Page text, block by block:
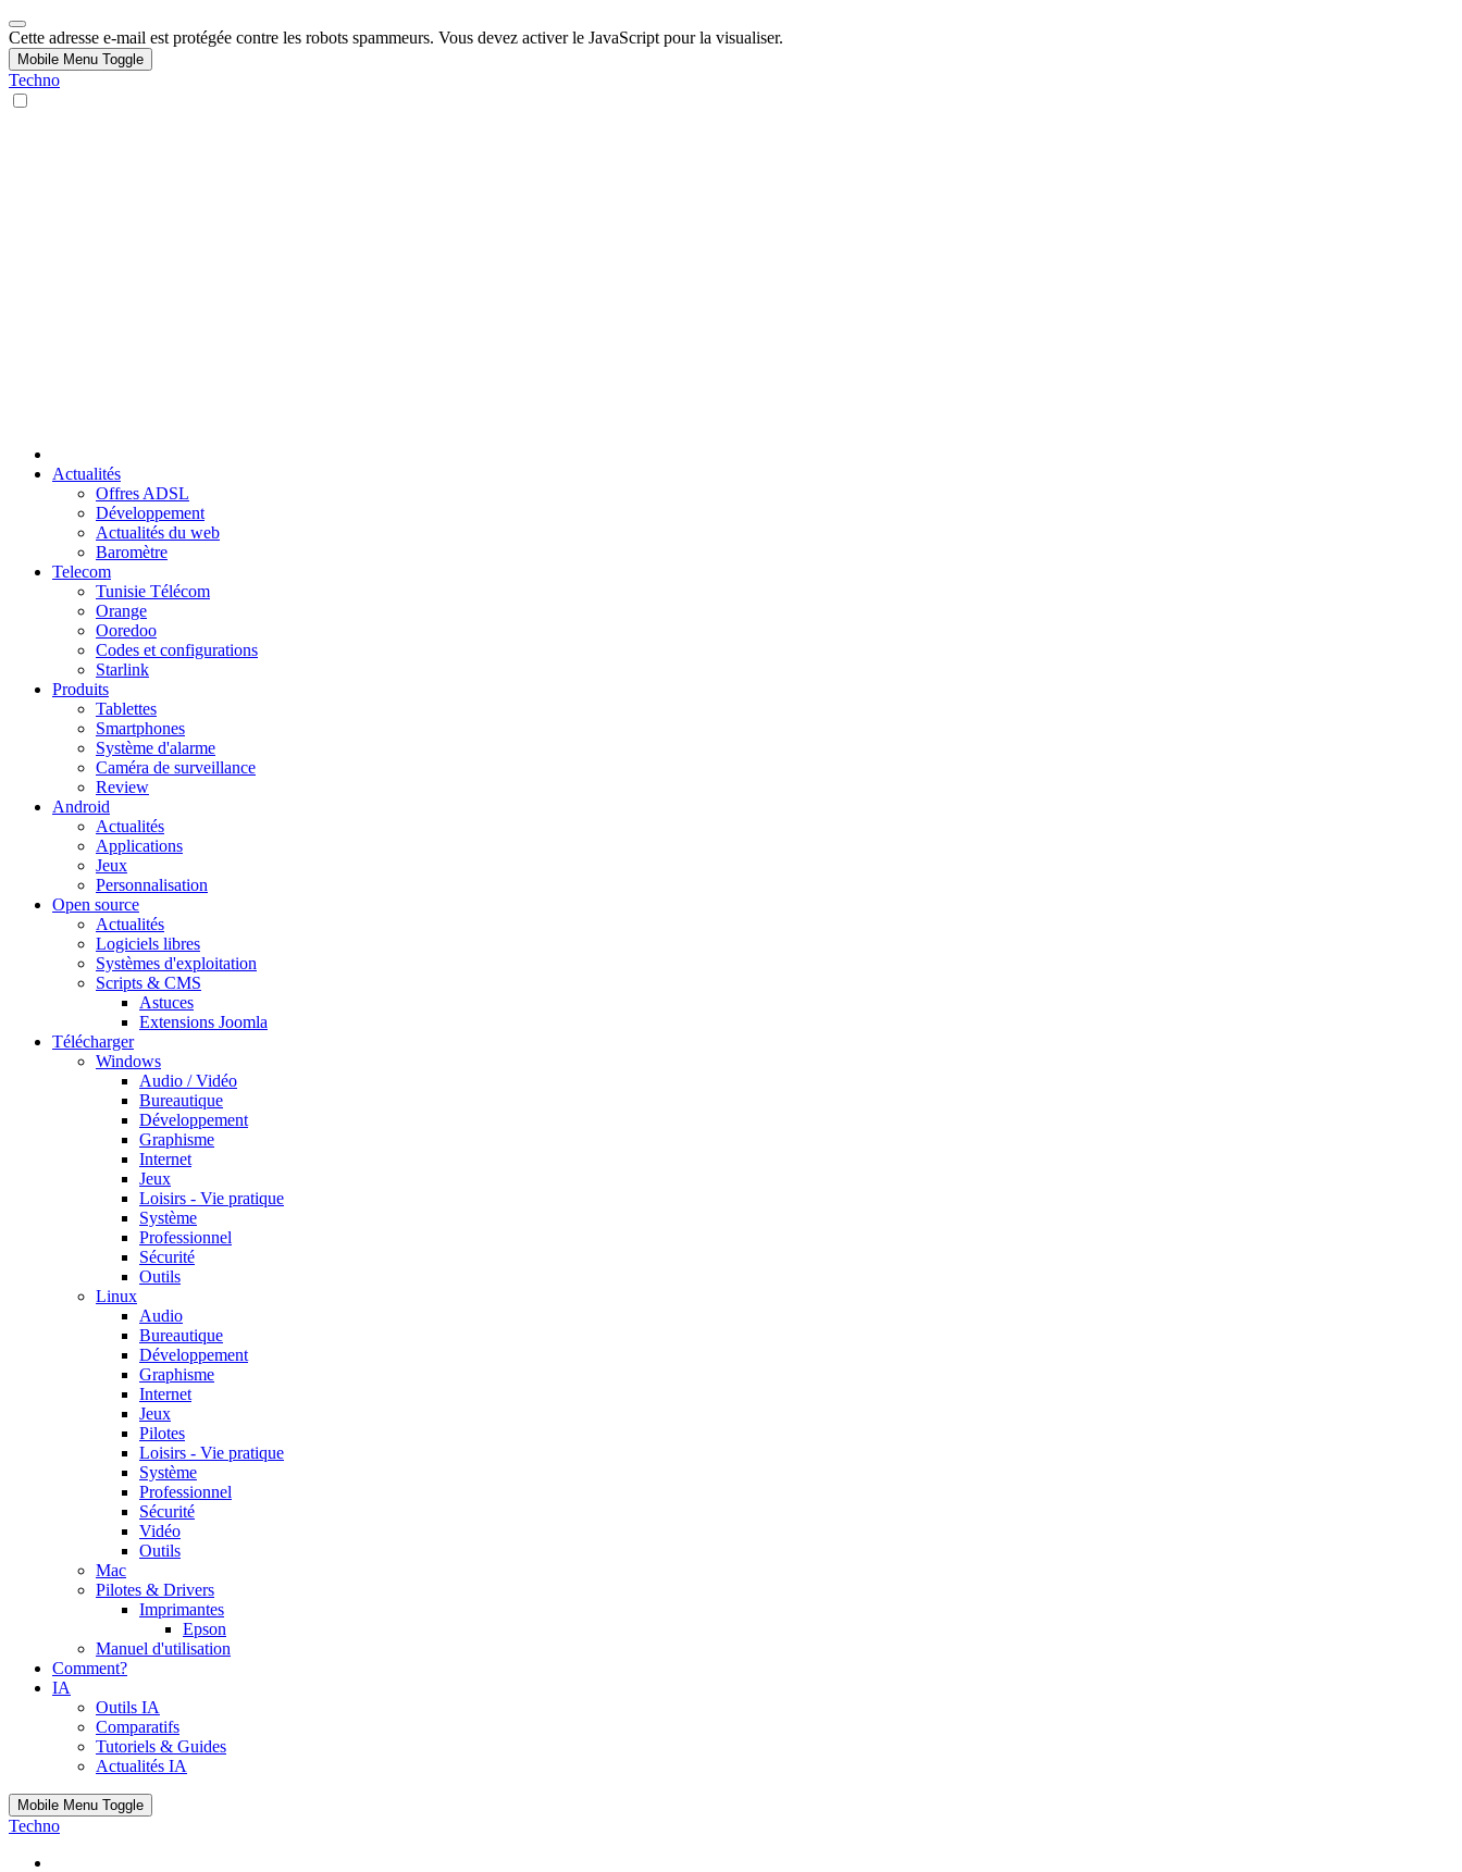
Cette adresse e-mail est protégée contre les robots spammeurs. Vous devez activer le JavaScript pour la visualiser.
Mobile Menu Toggle
Techno
Actualités
Offres ADSL
Développement
Actualités du web
Baromètre
Telecom
Tunisie Télécom
Orange
Ooredoo
Codes et configurations
Starlink
Produits
Tablettes
Smartphones
Système d'alarme
Caméra de surveillance
Review
Android
Actualités
Applications
Jeux
Personnalisation
Open source
Actualités
Logiciels libres
Systèmes d'exploitation
Scripts & CMS
Astuces
Extensions Joomla
Télécharger
Windows
Audio / Vidéo
Bureautique
Développement
Graphisme
Internet
Jeux
Loisirs - Vie pratique
Système
Professionnel
Sécurité
Outils
Linux
Audio
Bureautique
Développement
Graphisme
Internet
Jeux
Pilotes
Loisirs - Vie pratique
Système
Professionnel
Sécurité
Vidéo
Outils
Mac
Pilotes & Drivers
Imprimantes
Epson
Manuel d'utilisation
Comment?
IA
Outils IA
Comparatifs
Tutoriels & Guides
Actualités IA
Mobile Menu Toggle
Techno